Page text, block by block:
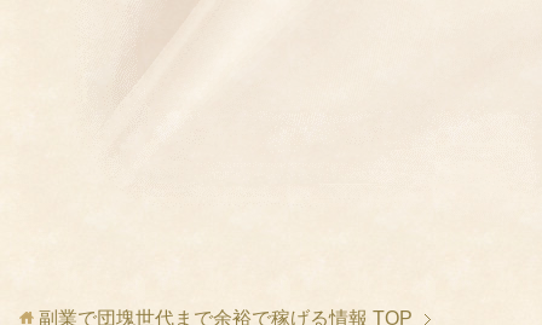
副業で団塊世代まで余裕で稼げる情報 TOP